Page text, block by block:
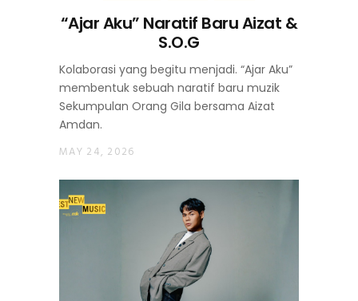
“Ajar Aku” Naratif Baru Aizat &
S.O.G
Kolaborasi yang begitu menjadi. “Ajar Aku”
membentuk sebuah naratif baru muzik
Sekumpulan Orang Gila bersama Aizat
Amdan.
MAY 24, 2026